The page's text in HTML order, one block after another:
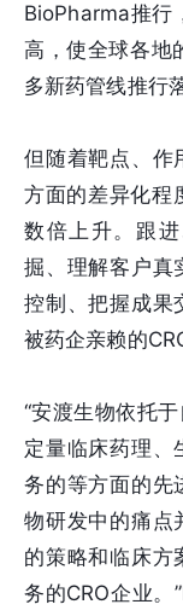
BioPharma推行
高，使全球各地
多新药管线推行
但随着靶点、作
方面的差异化程
数倍上升。跟
掘、理解客户真
控制、把握成果
被药企亲赖的
“安渡生物依托
定量临床药理、
务的等方面的先
物研发中的痛点
的策略和临床方
务的CRO企业。